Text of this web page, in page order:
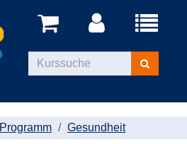
Menü
Kurse
suchen
Programm Gesundheit